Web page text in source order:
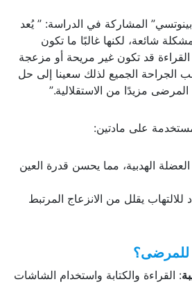
المشاركة في الدراسة: ” يُعد
شائعة، لكنها غالبًا ما تكون
قد تكون غير مريحة أو مزعجة
الجراحة الجميع لذلك سعينا إلى حل
مزيدًا من الاستقلالية.”
على مادتين:
الهدبية، مما يحسن قدرة العين
يقلل من الانزعاج المرتبط
للمرضى؟
: القراءة والكتابة واستخدام الشاشات